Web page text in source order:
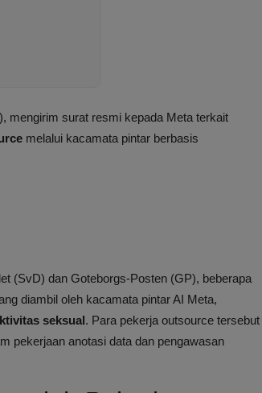
mengirim surat resmi kepada Meta terkait
melalui kacamata pintar berbasis
(SvD) dan Goteborgs-Posten (GP), beberapa
diambil oleh kacamata pintar AI Meta,
seksual. Para pekerja outsource tersebut
pekerjaan anotasi data dan pengawasan